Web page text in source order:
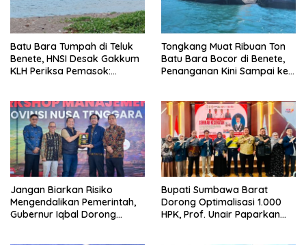
Batu Bara Tumpah di Teluk
Benete, HNSI Desak Gakkum
KLH Periksa Pemasok:
Tongkang Muat Ribuan Ton
Batu Bara Bocor di Benete,
Penanganan Kini Sampai ke
Jangan Biarkan Risiko
Mengendalikan Pemerintah,
Gubernur Iqbal Dorong
Bupati Sumbawa Barat
Dorong Optimalisasi 1.000
HPK, Prof. Unair Paparkan